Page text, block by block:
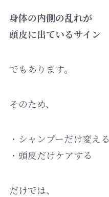
身体の内側の乱れが
頭皮に出ているサイン
でもあります。
そのため、
・シャンプーだけ変える
・頭皮だけケアする
だけでは、